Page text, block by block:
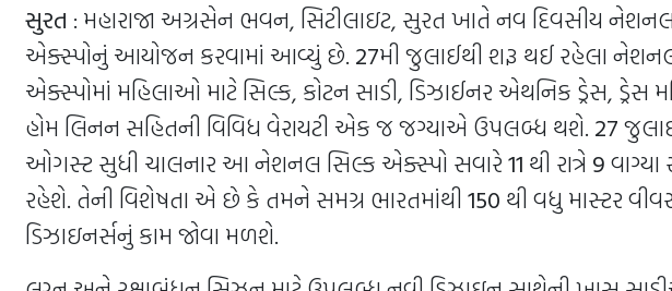
સુરત : મહારાજા અગ્રસેન ભવન, સિટીલાઇટ, સુરત ખાતે નવ દિવસીય
એક્સ્પોનું આયોજન કરવામાં આવ્યું છે. 27મી જુલાઈથી શરૂ થઈ રહેલા
એક્સ્પોમાં મહિલાઓ માટે સિલ્ક, કોટન સાડી, ડિઝાઈનર એથનિક ડ્રેસ, ડ્રેસ
હોમ લિનન સહિતની વિવિધ વેરાયટી એક જ જગ્યાએ ઉપલબ્ધ થશે. 27
ઓગસ્ટ સુધી ચાલનાર આ નેશનલ સિલ્ક એક્સ્પો સવારે11 થી રાત્રે 9
રહેશે. તેની વિશેષતા એ છે કે તમને સમગ્ર ભારતમાંથી 150 થી વધુ માસ્ટર
ડિઝાઇનર્સનું કામ જોવા મળશે.